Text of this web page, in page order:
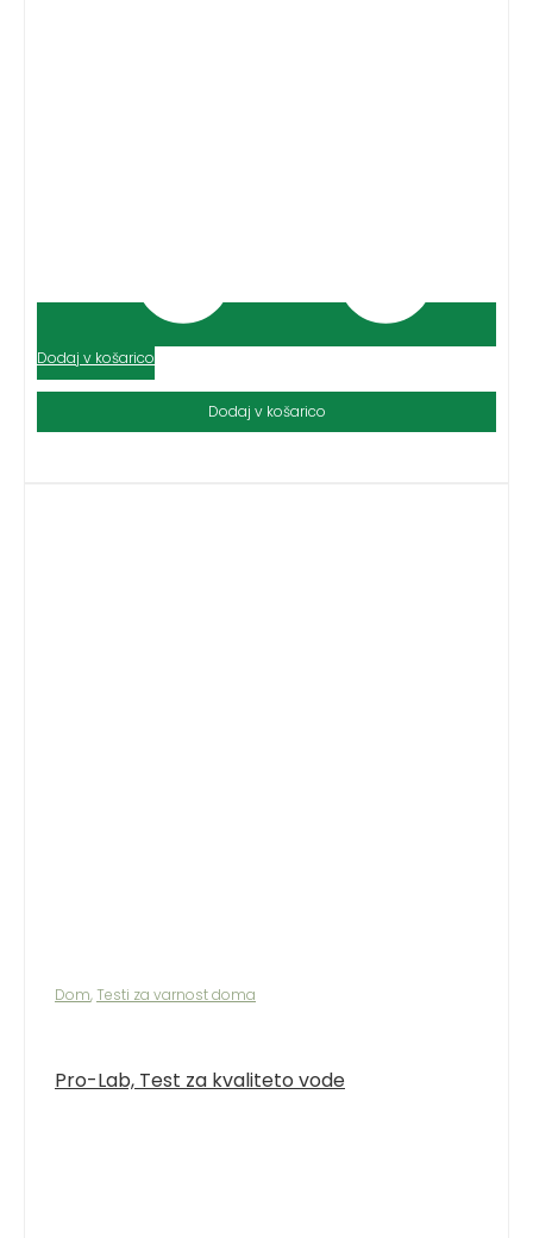
Dodaj v košarico
Dodaj v košarico
Dom,Testi za varnost doma
Pro-Lab, Test za kvaliteto vode